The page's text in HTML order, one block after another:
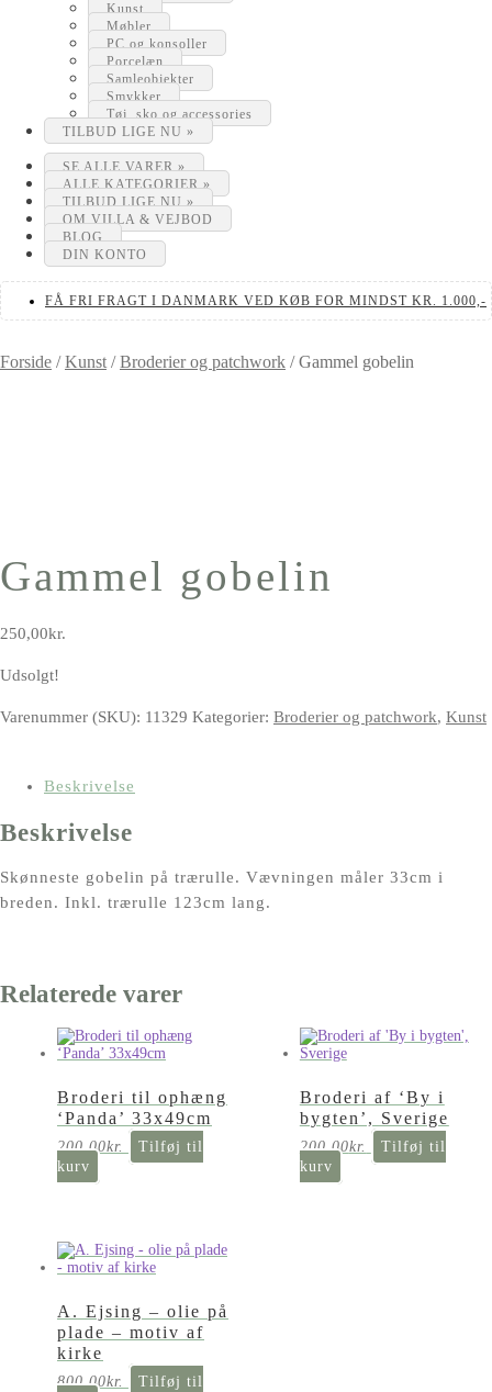
Kunst
Møbler
PC og konsoller
Porcelæn
Samleobjekter
Smykker
Tøj, sko og accessories
TILBUD LIGE NU »
SE ALLE VARER »
ALLE KATEGORIER »
TILBUD LIGE NU »
OM VILLA & VEJBOD
BLOG
DIN KONTO
FÅ FRI FRAGT I DANMARK VED KØB FOR MINDST KR. 1.000,-
Forside /Kunst /Broderier og patchwork /Gammel gobelin
Gammel gobelin
250,00kr.
Udsolgt!
Varenummer (SKU): 11329 Kategorier: Broderier og patchwork, Kunst
Beskrivelse
Beskrivelse
Skønneste gobelin på trærulle. Vævningen måler 33cm i
breden. Inkl. trærulle 123cm lang.
Relaterede varer
Broderi til ophæng
‘Panda’ 33x49cm
200,00kr.
Tilføj til
kurv
Broderi af ‘By i
bygten’, Sverige
200,00kr.
Tilføj til
kurv
A. Ejsing – olie på
plade – motiv af
kirke
800,00kr.
Tilføj til